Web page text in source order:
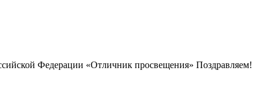
Федерации «Отличник просвещения» Поздравляем!